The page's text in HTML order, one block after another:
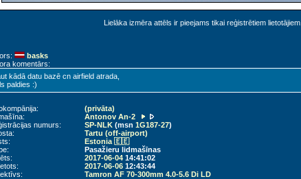
Lielāka izmēra attēls ir pieejams tikai reģistrētiem lietotājiem.
basks
komentārs:
kādā datu bazē cn airfield atrada,
paldies :)
(privāta)
Antonov An-2
numurs:
SP-NLK(msn 1G187-27)
Tartu (off-airport)
Estonia 🇪🇪
Pasažieru lidmašīnas
2017-06-0414:41:02
2017-06-0612:43:44
Tamron AF 70-300mm 4.0-5.6 Di LD